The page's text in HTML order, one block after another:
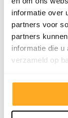
informatie over
partners voor
partners
informatie die u
verzameld op
personeel!